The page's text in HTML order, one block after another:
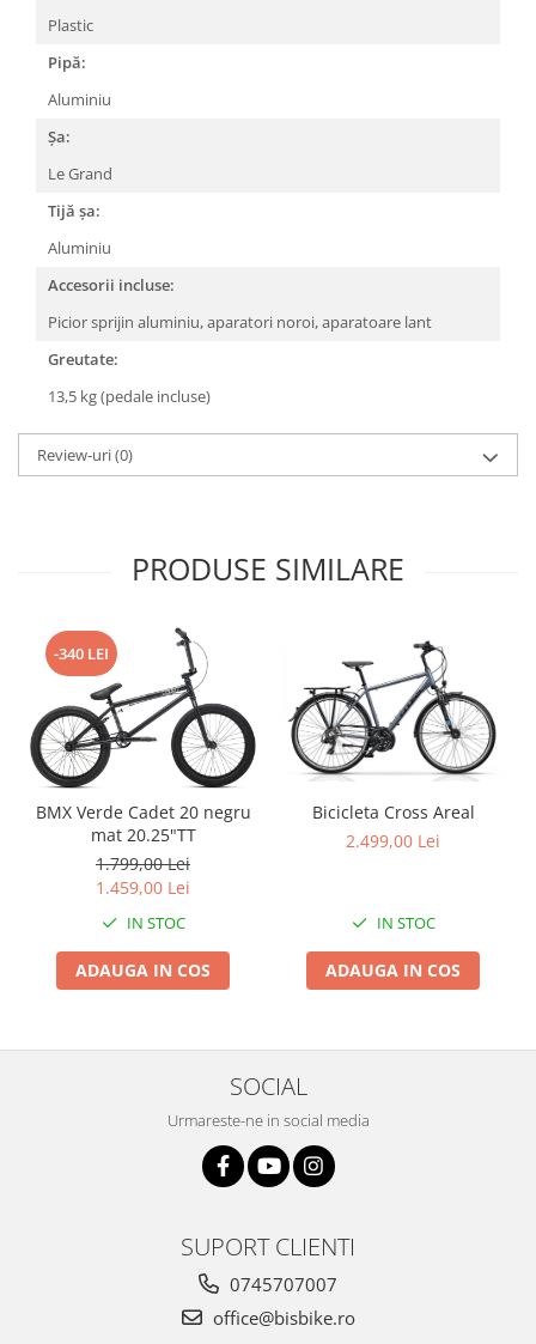
Plastic
Pipă:
Aluminiu
Șa:
Le Grand
Tijă șa:
Aluminiu
Accesorii incluse:
Picior sprijin aluminiu, aparatori noroi, aparatoare lant
Greutate:
13,5 kg (pedale incluse)
Review-uri(0)
PRODUSE SIMILARE
-340 LEI
BMX Verde Cadet 20 negru
mat 20.25"TT
1.799,00 Lei
1.459,00 Lei
IN STOC
ADAUGA IN COS
Bicicleta Cross Areal
2.499,00 Lei
IN STOC
ADAUGA IN COS
SOCIAL
Urmareste-ne in social media
SUPORT CLIENTI
0745707007
office@bisbike.ro